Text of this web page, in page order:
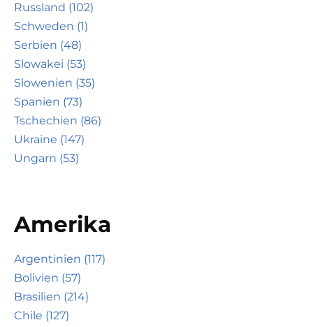
Russland (102)
Schweden (1)
Serbien (48)
Slowakei (53)
Slowenien (35)
Spanien (73)
Tschechien (86)
Ukraine (147)
Ungarn (53)
Amerika
Argentinien (117)
Bolivien (57)
Brasilien (214)
Chile (127)